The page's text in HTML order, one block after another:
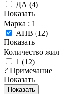
ДА (4)
Показать
Марка : 1
АПВ (12)
Показать
Количество жил
1 (12)
? Примечание
Показать
Показать